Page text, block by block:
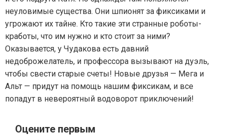
неуловимые существа. Они шпионят за фиксиками и
угрожают их тайне. Кто такие эти странные роботы-
кработы, что им нужно и кто стоит за ними?
Оказывается, у Чудакова есть давний
недоброжелатель, и профессора вызывают на дуэль,
чтобы свести старые счеты! Новые друзья — Мега и
Альт — придут на помощь нашим фиксикам, и все
попадут в невероятный водоворот приключений!
Оцените первым